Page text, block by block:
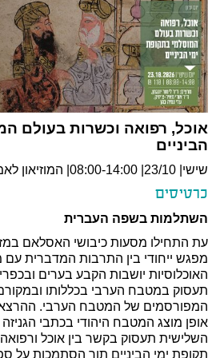
אוכל, רפואה וכשרות בעולם
הביניים
שישי| 23/10| 08:00-14:00| המוזיאון לאמנות האסלאם
כרטיסים
השתלמות בשפה העברית
עת התחילו מסעות כיבושי האסלאם
מפגש ייחודי בין התרבות המדברית
האוכלוסיות יושבות הקבע בערים
תעסוק במטבח הערבי בכללותו
המפורסמים של המטבח הערבי.
אופן מוצג המטבח היהודי בכתבי
השלישית תעסוק בקשר בין אוכל
תקופת ימי הביניים תוך הסתמכות על